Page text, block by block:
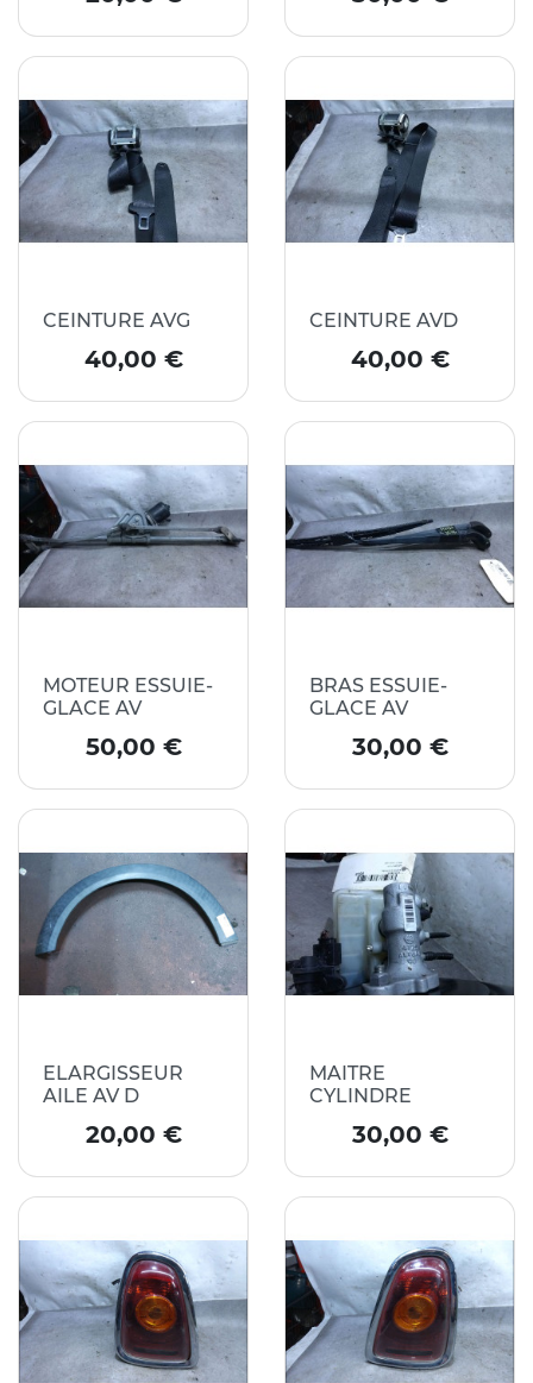
CEINTURE AVG
Prix
40,00 €
CEINTURE AVD
Prix
40,00 €
MOTEUR ESSUIE-
GLACE AV
Prix
50,00 €
BRAS ESSUIE-
GLACE AV
Prix
30,00 €
ELARGISSEUR
AILE AV D
Prix
20,00 €
MAITRE
CYLINDRE
Prix
30,00 €